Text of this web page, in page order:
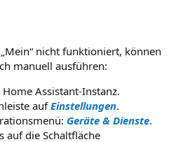
nicht funktioniert, können
manuell ausführen:
Assistant-Instanz.
aufEinstellungen.
Geräte & Dienste.
auf die Schaltfläche